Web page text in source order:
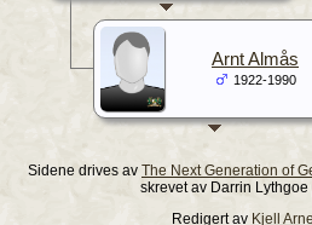
Arnt Almås
1922-1990
Sidene drives av The Next Generation of
skrevet av Darrin Lythgoe
Redigert av Kjell